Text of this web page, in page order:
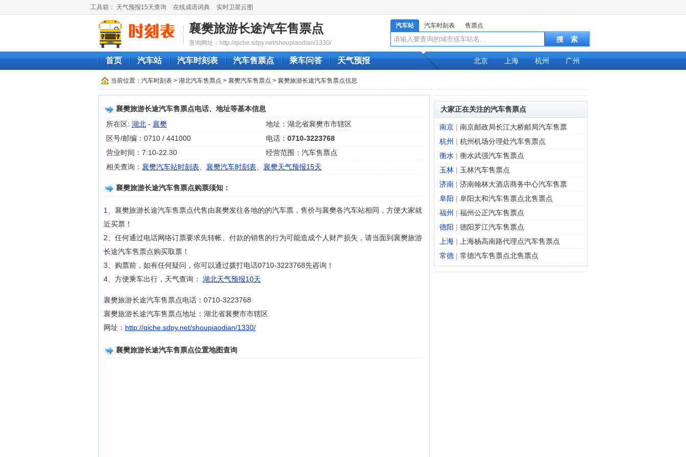
工具箱： 天气预报15天查询 在线成语词典 实时卫星云图
襄樊旅游长途汽车售票点
查询网址：http://qiche.sdpy.net/shoupiaodian/1330/
汽车站 汽车时刻表 售票点
首页 汽车站 汽车时刻表 汽车售票点 乘车问答 天气预报 北京 上海 杭州 广州
当前位置： 汽车时刻表 > 湖北汽车售票点 > 襄樊汽车售票点 > 襄樊旅游长途汽车售票点信息
襄樊旅游长途汽车售票点电话、地址等基本信息
所在区: 湖北 - 襄樊
地址：湖北省襄樊市市辖区
区号/邮编：0710 / 441000
电话： 0710-3223768
营业时间：7:10-22.30
经营范围：汽车售票点
相关查询： 襄樊汽车站时刻表 襄樊汽车时刻表 襄樊天气预报15天
襄樊旅游长途汽车售票点购票须知：
1、襄樊旅游长途汽车售票点代售由襄樊发往各地的的汽车票，售价与襄樊各汽车站相同，方便大家就
近买票！
2、任何通过电话网络订票要求先转帐、付款的销售的行为可能造成个人财产损失，请当面到襄樊旅游
长途汽车售票点购买取票！
3、购票前，如有任何疑问，你可以通过拨打电话0710-3223768先咨询！
4、方便乘车出行，天气查询： 湖北天气预报10天
襄樊旅游长途汽车售票点电话：0710-3223768
襄樊旅游长途汽车售票点地址：湖北省襄樊市市辖区
网址： http://qiche.sdpy.net/shoupiaodian/1330/
襄樊旅游长途汽车售票点位置地图查询
大家正在关注的汽车售票点
南京 | 南京邮政局长江大桥邮局汽车售票
杭州 | 杭州机场分理处汽车售票点
衡水 | 衡水武强汽车售票点
玉林 | 玉林汽车售票点
济南 | 济南翰林大酒店商务中心汽车售票
阜阳 | 阜阳太和汽车售票点北售票点
福州 | 福州公正汽车售票点
德阳 | 德阳罗江汽车售票点
上海 |
上海杨高南路代理点汽车售票点
常德 | 常德汽车售票点北售票点